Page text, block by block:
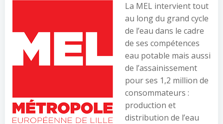
La MEL intervient tout
au long du grand cycle
de l’eau dans le cadre
de ses compétences
eau potable mais aussi
de l’assainissement
pour ses 1,2 million de
consommateurs :
production et
distribution de l’eau